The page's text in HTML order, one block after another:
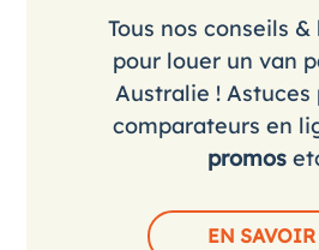
Tous nos conseils &
pour louer un van
Australie ! Astuces
comparateurs en
promos
EN SAVOIR